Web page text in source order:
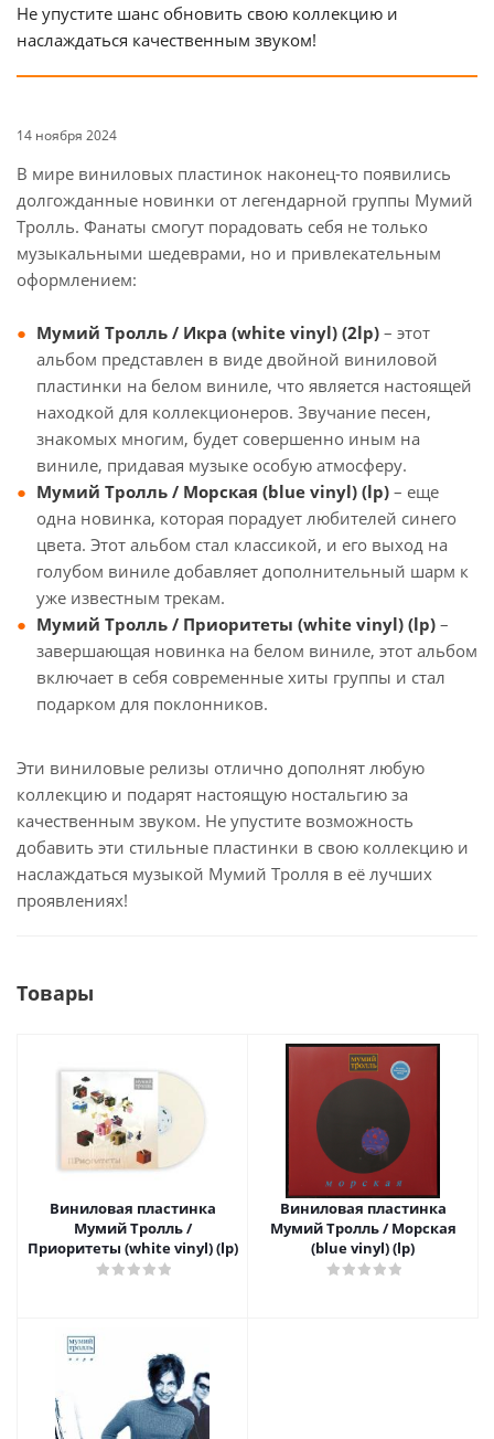
Не упустите шанс обновить свою коллекцию и
наслаждаться качественным звуком!
14 ноября 2024
В мире виниловых пластинок наконец-то появились
долгожданные новинки от легендарной группы Мумий
Тролль. Фанаты смогут порадовать себя не только
музыкальными шедеврами, но и привлекательным
оформлением:
Мумий Тролль / Икра (white vinyl) (2lp) – этот
альбом представлен в виде двойной виниловой
пластинки на белом виниле, что является настоящей
находкой для коллекционеров. Звучание песен,
знакомых многим, будет совершенно иным на
виниле, придавая музыке особую атмосферу.
Мумий Тролль / Морская (blue vinyl) (lp) – еще
одна новинка, которая порадует любителей синего
цвета. Этот альбом стал классикой, и его выход на
голубом виниле добавляет дополнительный шарм к
уже известным трекам.
Мумий Тролль / Приоритеты (white vinyl) (lp) –
завершающая новинка на белом виниле, этот альбом
включает в себя современные хиты группы и стал
подарком для поклонников.
Эти виниловые релизы отлично дополнят любую
коллекцию и подарят настоящую ностальгию за
качественным звуком. Не упустите возможность
добавить эти стильные пластинки в свою коллекцию и
наслаждаться музыкой Мумий Тролля в её лучших
проявлениях!
Товары
Виниловая пластинка
Мумий Тролль /
Приоритеты (white vinyl) (lp)
Виниловая пластинка
Мумий Тролль / Морская
(blue vinyl) (lp)